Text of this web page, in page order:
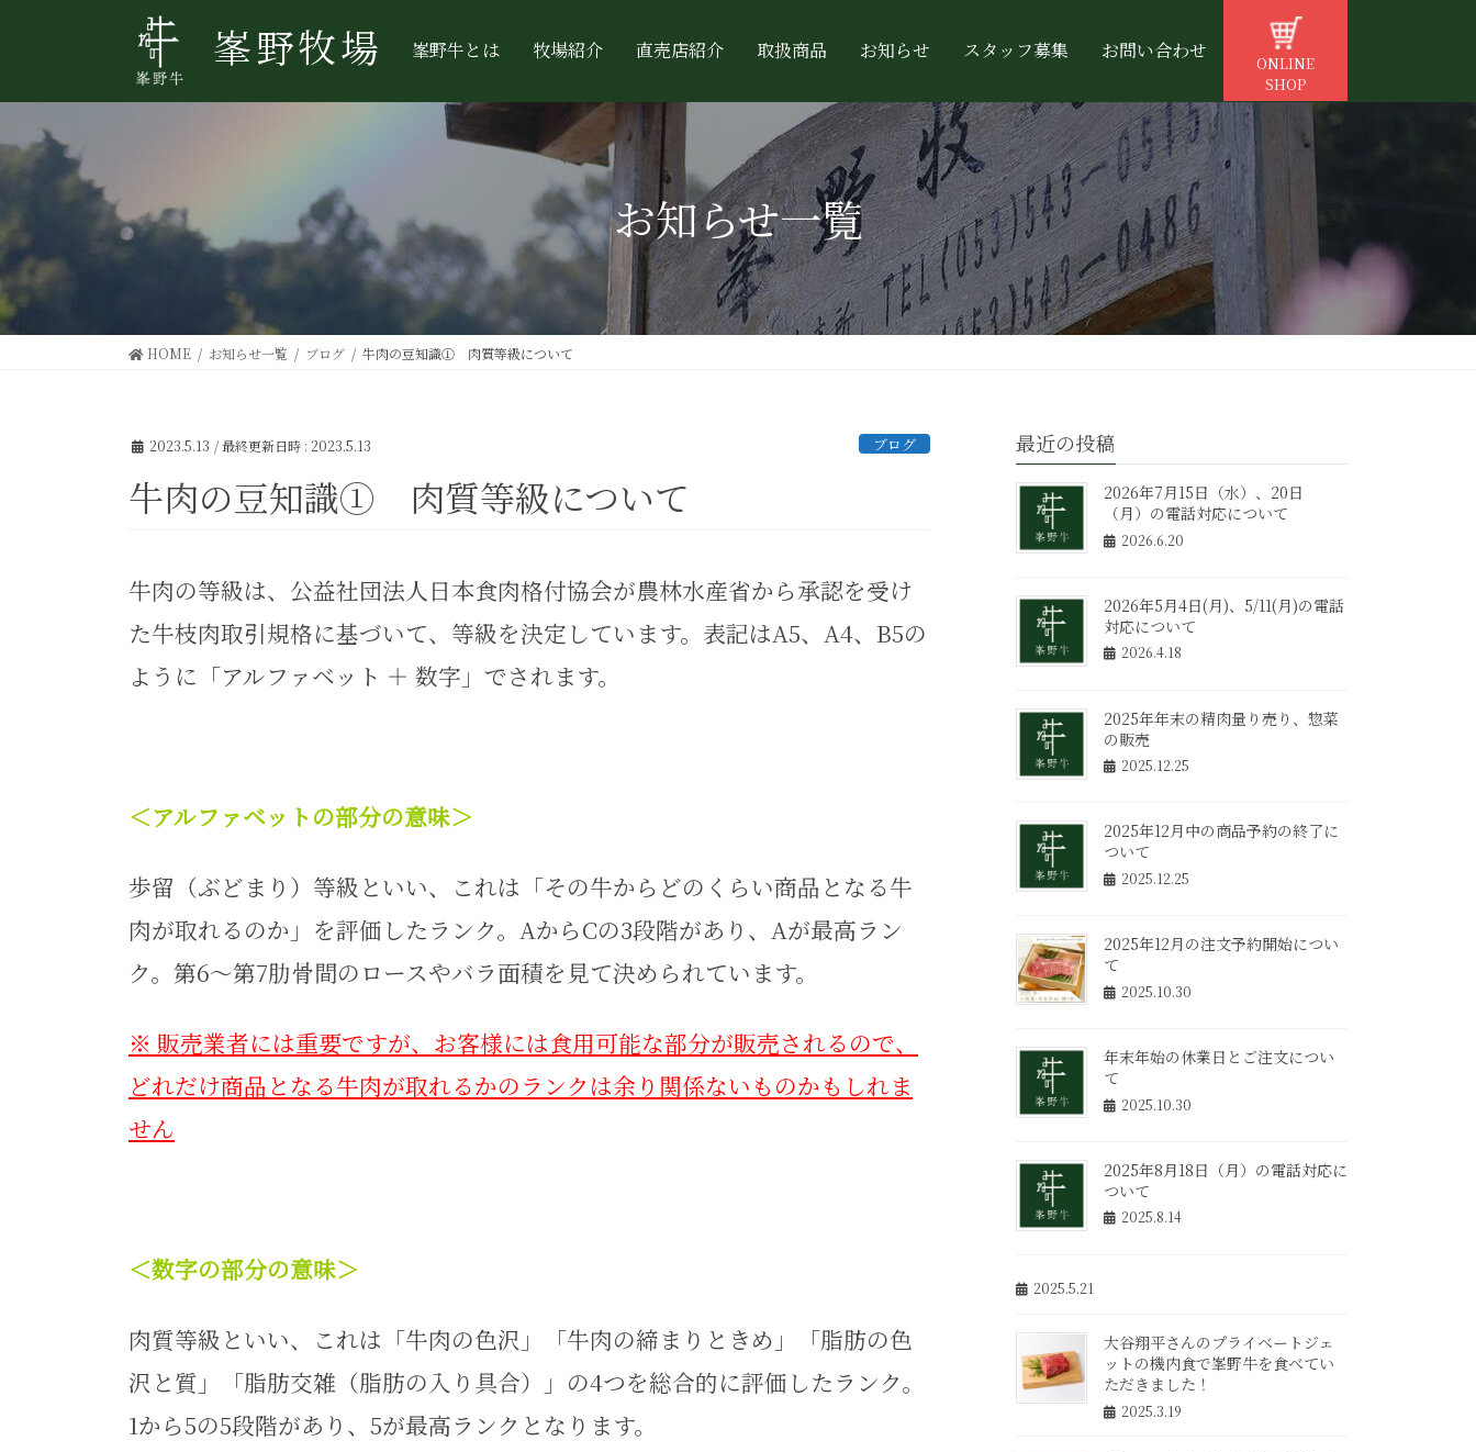
へ
ス
ッ
プ
ョ
ン
移
動
峯野牧場 峯野牛とは 牧場紹介 直売店紹介 取扱商品 お知らせ スタッフ募集 お問い合わせ
ONLINE
SHOP
お知らせ一覧
HOME お知らせ一覧 ブログ 牛肉の豆知識① 肉質等級について
2023.5.13 / 最終更新日時 : 2023.5.13 ブログ
牛肉の豆知識① 肉質等級について
牛肉の等級は、公益社団法人日本食肉格付協会が農林水産省から承認を受け
た牛枝肉取引規格に基づいて、等級を決定しています。表記はA5、A4、B5の
ように「アルファベット ＋ 数字」でされます。
＜アルファベットの部分の意味＞
歩留（ぶどまり）等級といい、これは「その牛からどのくらい商品となる牛
肉が取れるのか」を評価したランク。AからCの3段階があり、Aが最高ラン
ク。第6～第7肋骨間のロースやバラ面積を見て決められています。
※ 販売業者には重要ですが、お客様には食用可能な部分が販売されるので、
どれだけ商品となる牛肉が取れるかのランクは余り関係ないものかもしれま
せん
＜数字の部分の意味＞
肉質等級といい、これは「牛肉の色沢」「牛肉の締まりときめ」「脂肪の色
沢と質」「脂肪交雑（脂肪の入り具合）」の4つを総合的に評価したランク。
1から5の5段階があり、5が最高ランクとなります。
最近の投稿
2026年7月15日（水）、20日
（月）の電話対応について
2026.6.20
2026年5月4日(月)、5/11(月)の電話
対応について
2026.4.18
2025年年末の精肉量り売り、惣菜
の販売
2025.12.25
2025年12月中の商品予約の終了に
ついて
2025.12.25
2025年12月の注文予約開始につい
て
2025.10.30
年末年始の休業日とご注文につい
て
2025.10.30
2025年8月18日（月）の電話対応に
ついて
2025.8.14
2025.5.21
大谷翔平さんのプライベートジェ
ットの機内食で峯野牛を食べてい
ただきました！
2025.3.19